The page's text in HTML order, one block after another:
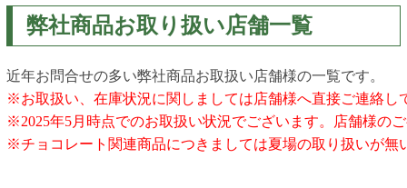
弊社商品お取り扱い店舗一覧
近年お問合せの多い弊社商品お取扱い店舗様の一覧です。
※お取扱い、在庫状況に関しましては店舗様へ直接ご連絡し
※2025年5月時点でのお取扱い状況でございます。店舗様の
※チョコレート関連商品につきましては夏場の取り扱いが無